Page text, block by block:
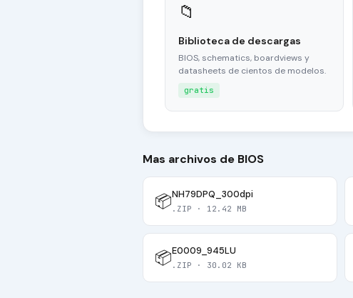
📁
Biblioteca de descargas
BIOS, schematics, boardviews y
datasheets de cientos de modelos.
gratis
Mas archivos de BIOS
📦NH79DPQ_300dpi
.ZIP · 12.42 MB
📦E0009_945LU
.ZIP · 30.02 KB